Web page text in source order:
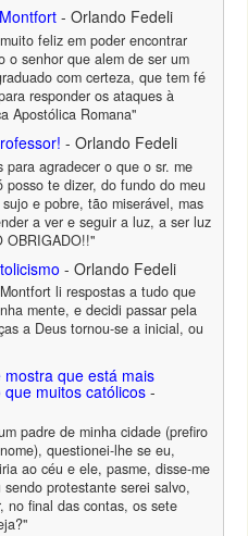
- Orlando Fedeli
feliz em poder encontrar
o senhor que alem de ser um
com certeza, que tem fé
responder os ataques à
Apostólica Romana"
- Orlando Fedeli
para agradecer o que o sr. me
posso te dizer, do fundo do meu
e pobre, tão miserável, mas
a ver e seguir a luz, a ser luz
OBRIGADO!!"
- Orlando Fedeli
li respostas a tudo que
mente, e decidi passar pela
a Deus tornou-se a inicial, ou
que está mais
muitos católicos -
padre de minha cidade (prefiro
questionei-lhe se eu,
ao céu e ele, pasme, disse-me
protestante serei salvo,
no final das contas, os sete